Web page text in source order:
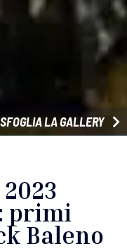
SFOGLIA LA GALLERY
primi
Baleno